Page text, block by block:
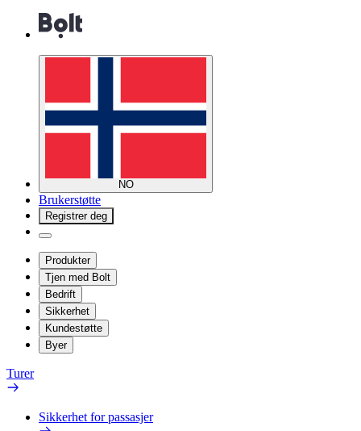
NO
Brukerstøtte
Registrer deg
Produkter
Tjen med Bolt
Bedrift
Sikkerhet
Kundestøtte
Byer
Turer
Sikkerhet for passasjer